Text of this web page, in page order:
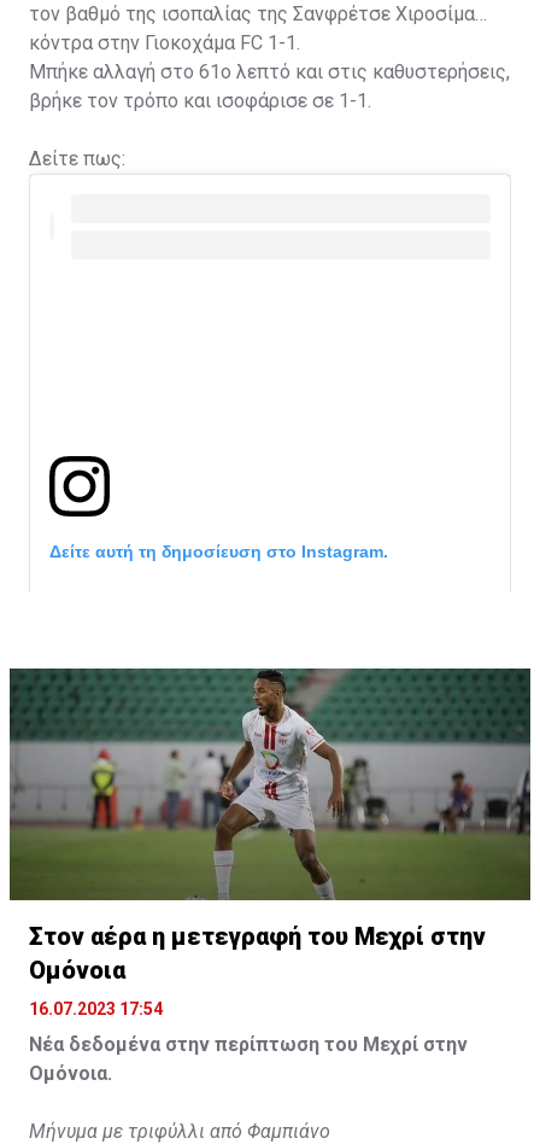
τον βαθμό της ισοπαλίας της Σανφρέτσε Χιροσίμα
κόντρα στην Γιοκοχάμα FC 1-1.
Μπήκε αλλαγή στο 61ο λεπτό και στις καθυστερήσεις,
βρήκε τον τρόπο και ισοφάρισε σε 1-1.
Δείτε πως:
Δείτε αυτή τη δημοσίευση στο Instagram.
Στον αέρα η μετεγραφή του Μεχρί στην
Ομόνοια
16.07.2023 17:54
Νέα δεδομένα στην περίπτωση του Μεχρί στην
Ομόνοια.
Μήνυμα με τριφύλλι από Φαμπιάνο